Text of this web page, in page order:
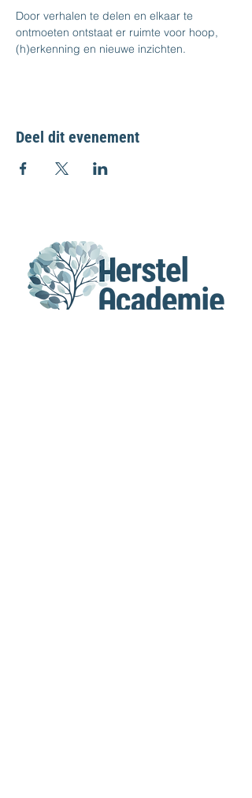
Door verhalen te delen en elkaar te
ontmoeten ontstaat er ruimte voor hoop,
(h)erkenning en nieuwe inzichten.
Deel dit evenement